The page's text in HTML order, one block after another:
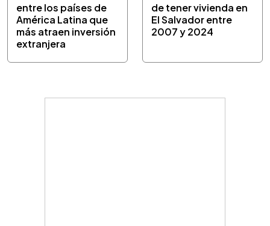
entre los países de
América Latina que
más atraen inversión
extranjera
de tener vivienda en
El Salvador entre
2007 y 2024